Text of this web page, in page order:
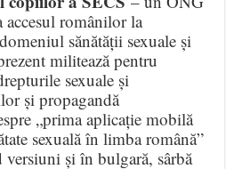
accesul românilor la
sănătății sexuale și
militează pentru
sexuale și
și propagandă
„prima aplicație mobilă
sexuală în limba română”
versiuni și în bulgară, sârbă